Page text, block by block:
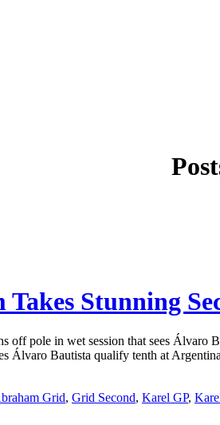
Stunning
pole in wet session that sees
Álvaro Bautista qualify tenth at
Grid, Grid Second, Karel GP,